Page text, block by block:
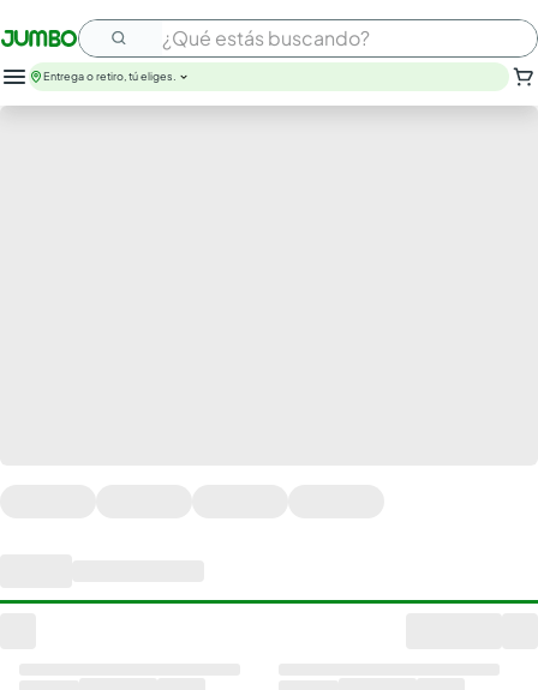
¿Qué estás buscando?
Entrega o retiro, tú eliges.